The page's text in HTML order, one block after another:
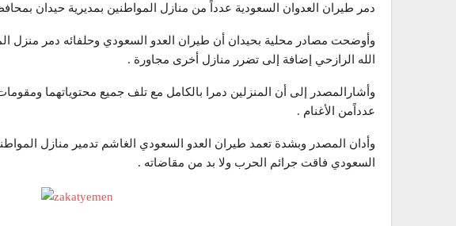
دمر طيران العدوان السعودية عدداً من منازل المواطنين بمديرية حيدان
وأوضحت مصادر محلية بحيدان أن طيران العدو السعودي وحلفائه دمر منزل
الله الرازحي إضافة إلى تضرر منازل أخرى مجاورة .
وأشارالمصدر إلى أن المنزلين دمرا بالكامل مع تلف جميع محتوياتهما
عدداًمن الأغنام .
وأدان المصدر وبشدة تعمد طيران العدو السعودي الغاشم تدمير منازل
السعودي فاقت جرائم الحرب ولا بد من مقاضاته .